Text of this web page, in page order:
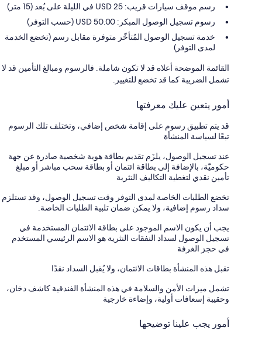
رسم موقف سيارات قريب: 25 USD في الليلة على بُعد (15 متر)
رسوم تسجيل الوصول المبكر: 50.00 USD (حسب التوفر)
خدمة تسجيل الوصول المُتأخّر متوفرة مقابل رسم (تخضع الخدمة
لمدى التوفر)
القائمة الموضحة أعلاه قد لا تكون شاملة. فالرسوم ومبالغ التأمين قد لا
تشمل الضريبة كما قد تخضع للتغيير.
أمور يتعين عليك معرفتها
قد يتم تطبيق رسوم على إقامة شخص إضافي، وتختلف تلك الرسوم
تبعًا لسياسة المنشأة
عند تسجيل الوصول، يلزَم تقديم بطاقة هوية شخصية صادرة عن جهة
حكوميّة، بالإضافة إلى بطاقة ائتمان أو بطاقة سحب مباشر أو مبلغ
تأمين نقدي لتغطية التكاليف النثرية
تخضع الطلبات الخاصة لمدى التوفر وقت تسجيل الوصول، وقد تستلزم
سداد رسوم إضافية، ولا يمكن ضمان تلبية الطلبات الخاصة.
يجب أن يكون الاسم الموجود على بطاقة الائتمان المستخدمة في
تسجيل الوصول لسداد النفقات النثرية هو الاسم الرئيسي المستخدم
في حجز الغرفة
تقبل هذه المنشأة بطاقات الائتمان، ولا يُقبل السداد نقدًا
تشمل ميزات الأمن والسلامة في هذه المنشأة الفندقية كاشف دخان،
وحقيبة إسعافات أولية، وإضاءة خارجية
أمور يجب علينا توضيحها